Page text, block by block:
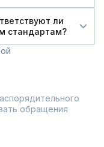
ли
стандартам?
обращения